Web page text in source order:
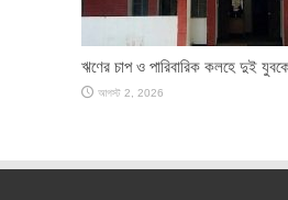
ঋণের চাপ ও পারিবারিক কলহে দুই
আগস্ট 2, 2026